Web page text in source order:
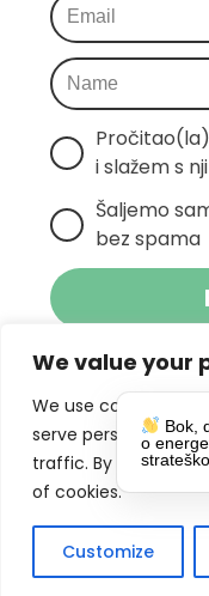
We value your
We use cookies to
serve personalized
traffic. By clicking
of cookies.
Customize
i slažem s
Šaljemo
bez spama
Klikom na
primanje
slažete s Bok,
o